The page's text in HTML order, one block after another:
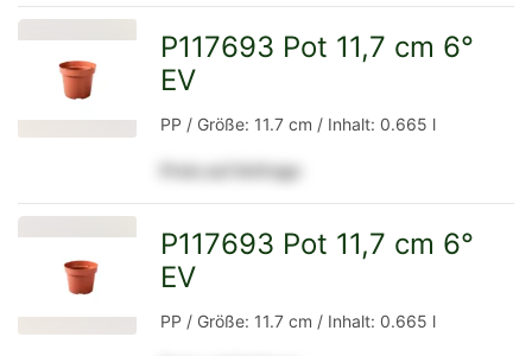
P117693 Pot 11,7 cm 6°
EV
PP / Größe: 11.7 cm / Inhalt: 0.665 l
Preis auf Anfrage
P117693 Pot 11,7 cm 6°
EV
PP / Größe: 11.7 cm / Inhalt: 0.665 l